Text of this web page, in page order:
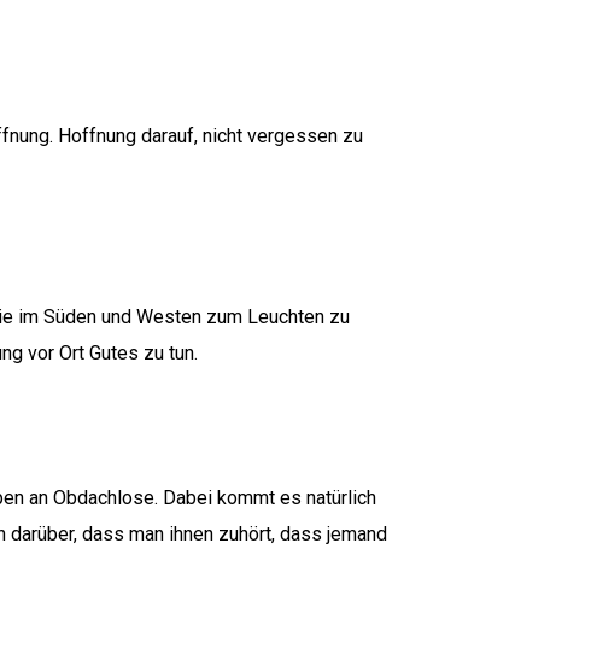
Hoffnung darauf, nicht vergessen zu
im Süden und Westen zum Leuchten zu
vor Ort Gutes zu tun.
an Obdachlose. Dabei kommt es natürlich
dass man ihnen zuhört, dass jemand